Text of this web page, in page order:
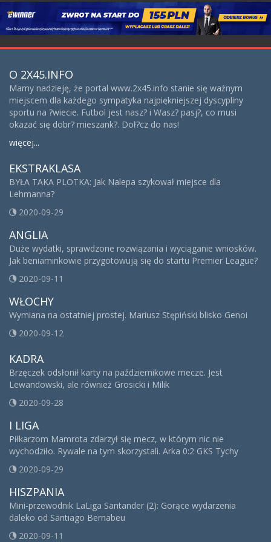
O 2X45.INFO
Mamy nadzieję, że portal www.2x45.info stanie się ważnym
miejscem dla każdego sympatyka najpiękniejszej dyscypliny
sportu na ?wiecie. Futbol jest nasz? i Wasz? pasj?, co musi
okazać się dobr? mieszank?. Doł?cz do nas!
więcej...
EKSTRAKLASA
BYŁA TAKA PLOTKA: Jak Nalepa szykował miejsce dla
Lehmanna?
2020-09-29
ANGLIA
Duże wydatki, sprawdzone rozwiązania i wyciąganie wniosków.
Jak beniaminkowie przygotowują się do startu Premier League?
2020-09-11
WŁOCHY
Wymiana na ostatniej prostej. Mariusz Stępiński blisko Genoi
2020-09-12
KADRA
Brzęczek odsłonił karty na październikowe mecze. Jest
Lewandowski, ale również Grosicki i Milik
2020-09-28
I LIGA
Piłkarzom Mamrota zdarzył się mecz, w którym nic nie
wychodziło. Rywale na tym skorzystali. Arka 0:2 GKS Tychy
2020-09-29
HISZPANIA
Mini-przewodnik LaLiga Santander (2): Gorące wydarzenia
daleko od Santiago Bernabeu
2020-09-11